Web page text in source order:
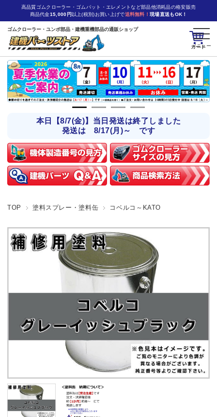
カート
高品質ゴムクローラー・ゴムパット・エレメントなど部品他消耗品の格安販売
商品代金15,000円 以上(税別)お買い上げで送料無料！ 現場直送もOK！
ゴムクローラー・ユンボ部品・建機重機部品の通販ショップ
本日【8/7(金)】当日発送は終了しました
発送は 8/17(月)～ です
TOP 塗料スプレー・塗料缶 コベルコ～KATO